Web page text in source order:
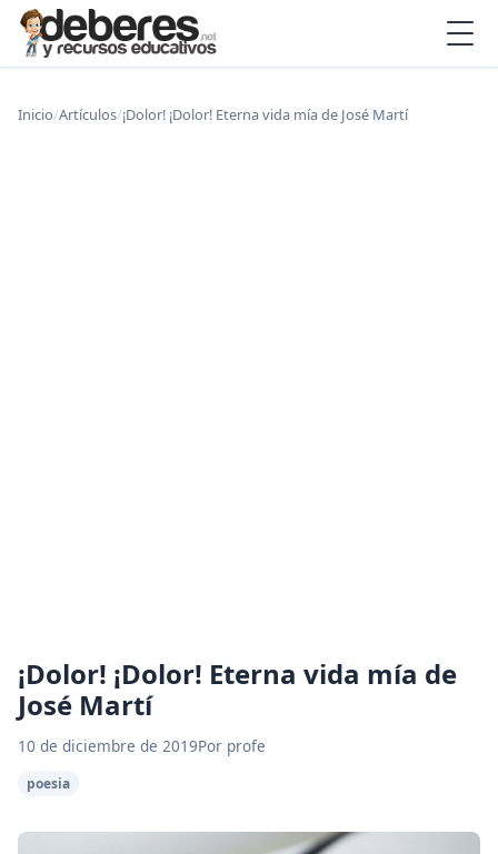
Inicio/Artículos/¡Dolor! ¡Dolor! Eterna vida mía de José Martí
¡Dolor! ¡Dolor! Eterna vida mía de
José Martí
10 de diciembre de 2019Por profe
poesia